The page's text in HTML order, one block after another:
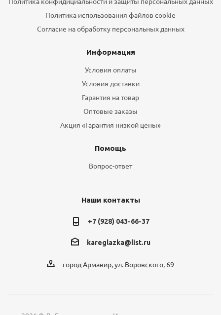
Политика использования файлов cookie
Согласие на обработку персональных данных
Информация
Условия оплаты
Условия доставки
Гарантия на товар
Оптовые заказы
Акция «Гарантия низкой цены»
Помощь
Вопрос-ответ
Наши контакты
+7 (928) 043-66-37
kareglazka@list.ru
город Армавир, ул. Воровского, 69